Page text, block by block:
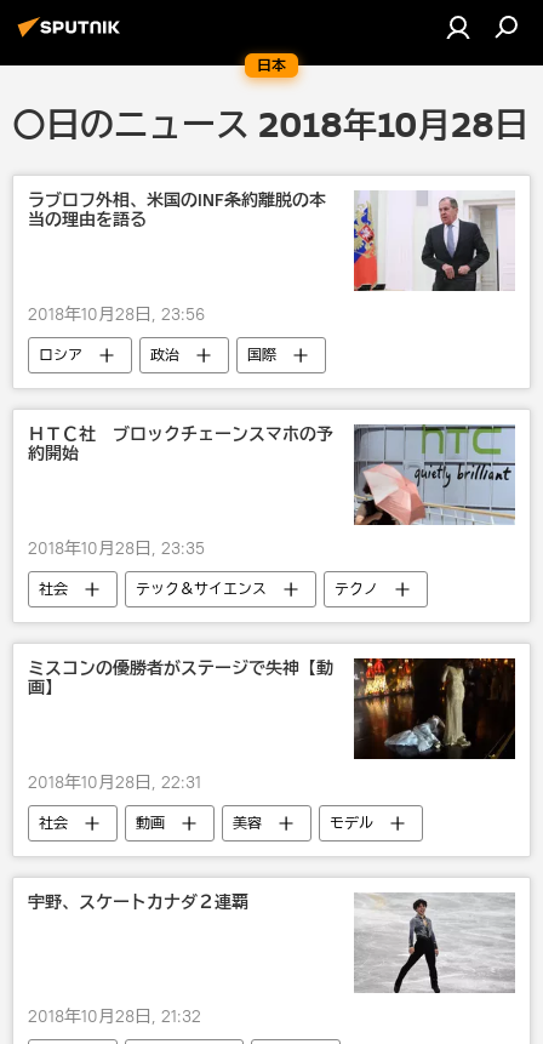
日本
〇日のニュース 2018年10月28日
ラブロフ外相、米国のINF条約離脱の本
当の理由を語る
2018年10月28日, 23:56
ロシア 政治
国際
セルゲイ・ラブロフ
ロシア外務省
露米関係
米国
ＨＴＣ社 ブロックチェーンスマホの予
約開始
2018年10月28日, 23:35
社会 テック＆サイエンス テクノ
ミスコンの優勝者がステージで失神【動
画】
2018年10月28日, 22:31
社会 動画 美容 モデル
宇野、スケートカナダ２連覇
2018年10月28日, 21:32